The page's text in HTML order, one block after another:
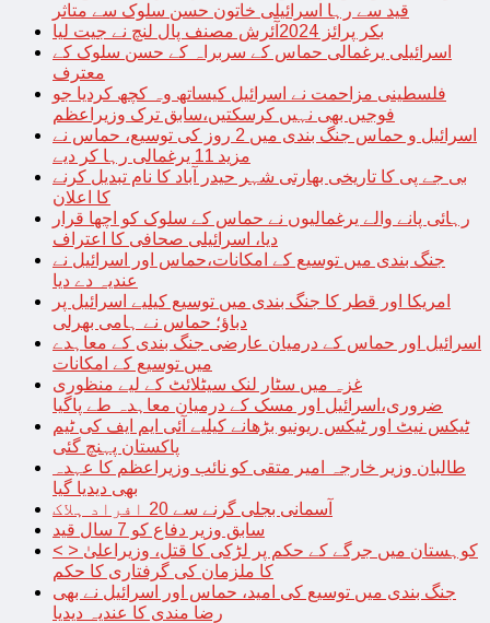
قید سے رہا اسرائیلی خاتون حسن سلوک سے متاثر
بکر پرائز 2024آئرش مصنف پال لنچ نے جیت لیا
اسرائیلی یرغمالی حماس کے سربراہ کے حسن سلوک کے
معترف
فلسطینی مزاحمت نے اسرائیل کیساتھ وہ کچھ کردیا جو
فوجیں بھی نہیں کرسکتیں،سابق ترک وزیراعظم
اسرائیل و حماس جنگ بندی میں 2 روز کی توسیع، حماس نے
مزید 11 یرغمالی رہا کر دیے
بی جے پی کا تاریخی بھارتی شہر حیدر آباد کا نام تبدیل کرنے
کا اعلان
رہائی پانے والے یرغمالیوں نے حماس کے سلوک کو اچھا قرار
دیا، اسرائیلی صحافی کا اعتراف
جنگ بندی میں توسیع کے امکانات،حماس اور اسرائیل نے
عندیہ دے دیا
امریکا اور قطر کا جنگ بندی میں توسیع کیلیے اسرائیل پر
دباؤ؛ حماس نے ہامی بھرلی
اسرائیل اور حماس کے درمیان عارضی جنگ بندی کے معاہدے
میں توسیع کے امکانات
غزہ میں سٹار لنک سیٹلائٹ کے لیے منظوری
ضروری،اسرائیل اور مسک کے درمیان معاہدہ طے پاگیا
ٹیکس نیٹ اور ٹیکس ریونیو بڑھانے کیلیے آئی ایم ایف کی ٹیم
پاکستان پہنچ گئی
طالبان وزیر خارجہ امیر متقی کو نائب وزیراعظم کا عہدہ
بھی دیدیا گیا
آسمانی بجلی گرنے سے 20 افراد ہلاک
سابق وزیر دفاع کو 7 سال قید
< > کوہستان میں جرگے کے حکم پر لڑکی کا قتل، وزیراعلیٰ
کا ملزمان کی گرفتاری کا حکم
جنگ بندی میں توسیع کی امید، حماس اور اسرائیل نے بھی
رضا مندی کا عندیہ دیدیا